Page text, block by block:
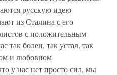
русскую идею
из Сталина с его
с положительным
так болен, так устал, так
и любовном
у нас нет просто сил, мы